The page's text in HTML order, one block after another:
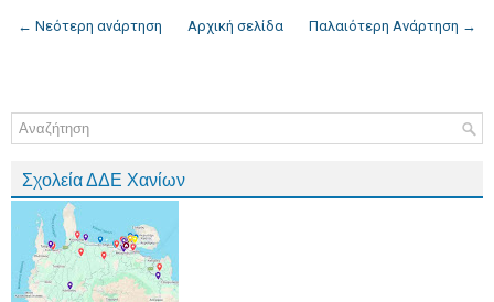
← Νεότερη ανάρτηση Παλαιότερη Ανάρτηση →
Αρχική σελίδα
Σχολεία ΔΔΕ Χανίων